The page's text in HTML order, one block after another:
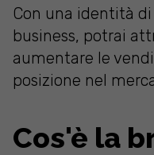
Con una identità
business, potrai
aumentare le
posizione nel
Cos'è la